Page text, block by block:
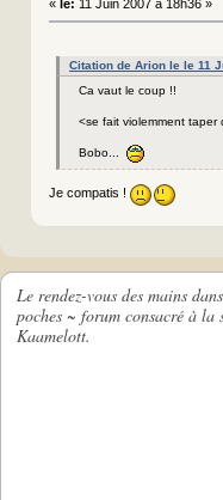
« le: 11 Juin 2007 à 18h36 »
Citation de Arion le le 11
Ca vaut le coup !!
<se fait violemment taper
Bobo...
Je compatis !
Le rendez-vous des mains
poches ~ forum consacré à la
Kaamelott.